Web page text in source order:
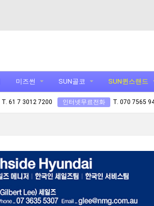
미즈썬 SUN골코 SUN퀸스랜드
T. 61 7 3012 7200 인터넷무료전화 T. 070 7565